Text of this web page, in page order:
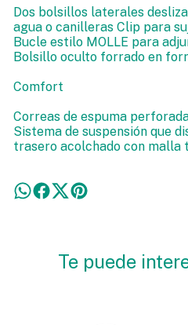
Dos bolsillos laterales
agua o canilleras Clip para
Bucle estilo MOLLE para
Bolsillo oculto forrado en
Comfort
Correas de espuma
Sistema de suspensión que
trasero acolchado con malla
Te puede